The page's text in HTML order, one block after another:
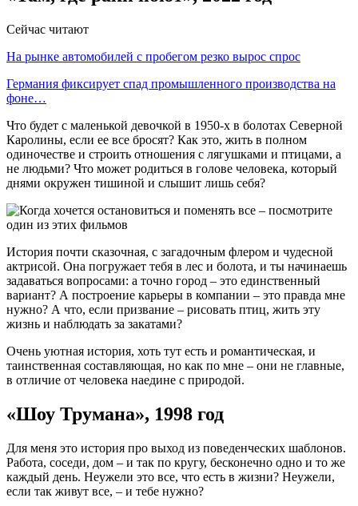
Сейчас читают
На рынке автомобилей с пробегом резко вырос спрос
Германия фиксирует спад промышленного производства на
фоне…
Что будет с маленькой девочкой в 1950-х в болотах Северной
Каролины, если ее все бросят? Как это, жить в полном
одиночестве и строить отношения с лягушками и птицами, а
не людьми? Что может родиться в голове человека, который
днями окружен тишиной и слышит лишь себя?
История почти сказочная, с загадочным флером и чудесной
актрисой. Она погружает тебя в лес и болота, и ты начинаешь
задаваться вопросами: а точно город – это единственный
вариант? А построение карьеры в компании – это правда мне
нужно? А что, если призвание – рисовать птиц, жить эту
жизнь и наблюдать за закатами?
Очень уютная история, хоть тут есть и романтическая, и
таинственная составляющая, но как по мне – они не главные,
в отличие от человека наедине с природой.
«Шоу Трумана», 1998 год
Для меня это история про выход из поведенческих шаблонов.
Работа, соседи, дом – и так по кругу, бесконечно одно и то же
каждый день. Неужели это все, что есть в жизни? Неужели,
если так живут все, – и тебе нужно?